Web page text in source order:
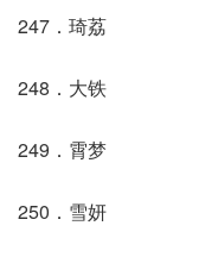
247．琦荔
248．大铁
249．霄梦
250．雪妍